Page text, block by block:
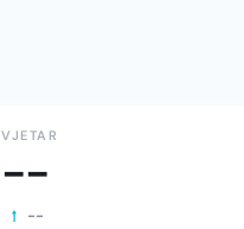
VJETAR
--
--